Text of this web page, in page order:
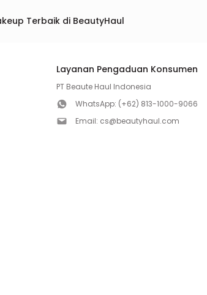
Terbaik di BeautyHaul
Layanan Pengaduan Konsumen
PT Beaute Haul Indonesia
WhatsApp: (+62) 813-1000-9066
Email: cs@beautyhaul.com